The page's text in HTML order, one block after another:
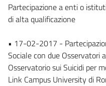
Partecipazione a enti o
di alta qualificazione
• 17-02-2017 -
Sociale con due Osservatori
Osservatorio sui Suicidi per
Link Campus University di